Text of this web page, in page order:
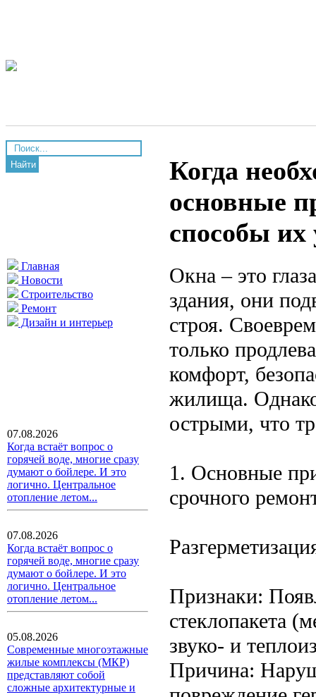
Найти
Главная
Новости
Строительство
Ремонт
Дизайн и интерьер
07.08.2026
Когда встаёт вопрос о
горячей воде, многие сразу
думают о бойлере. И это
логично. Центральное
отопление летом...
07.08.2026
Когда встаёт вопрос о
горячей воде, многие сразу
думают о бойлере. И это
логично. Центральное
отопление летом...
05.08.2026
Современные многоэтажные
жилые комплексы (МКР)
представляют собой
сложные архитектурные и
Когда
основные
способы их
Окна – это
здания, они
строя.
только
комфорт,
жилища.
острыми, что
1. Основные
срочного
Признаки:
стеклопакета
звуко- и
Причина: